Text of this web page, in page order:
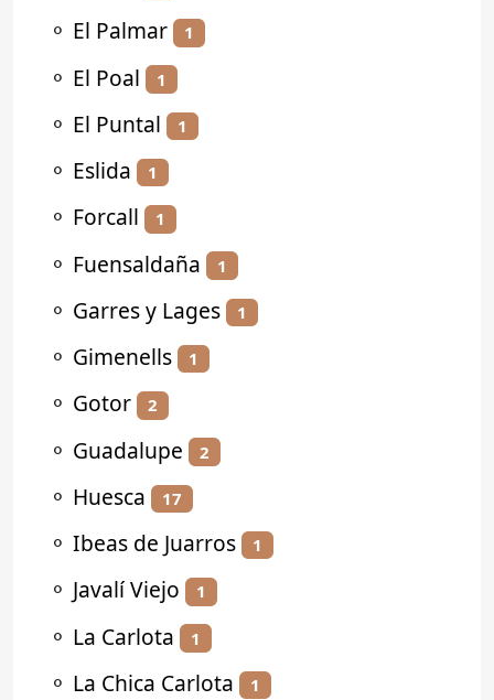
⚬ El Palmar 1
⚬ El Poal 1
⚬ El Puntal 1
⚬ Eslida 1
⚬ Forcall 1
⚬ Fuensaldaña 1
⚬ Garres y Lages 1
⚬ Gimenells 1
⚬ Gotor 2
⚬ Guadalupe 2
⚬ Huesca 17
⚬ Ibeas de Juarros 1
⚬ Javalí Viejo 1
⚬ La Carlota 1
⚬ La Chica Carlota 1